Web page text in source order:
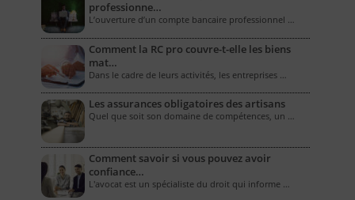
professionne…
L’ouverture d’un compte bancaire professionnel …
Comment la RC pro couvre-t-elle les biens
mat…
Dans le cadre de leurs activités, les entreprises …
Les assurances obligatoires des artisans
Quel que soit son domaine de compétences, un …
Comment savoir si vous pouvez avoir
confiance…
L'avocat est un spécialiste du droit qui informe …